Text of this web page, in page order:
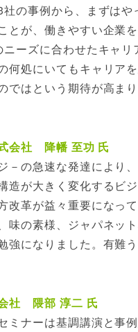
社の事例から、まずは
とが、働きやすい企業
ニーズに合わせたキャ
何処にいてもキャリア
ではという期待が高まり
会社 降幡 至功 氏
－の急速な発達により
造が大きく変化するビ
改革が益々重要になっ
味の素様、ジャパネッ
強になりました。有難う
社 隈部 淳二 氏
ミナーは基調講演と事